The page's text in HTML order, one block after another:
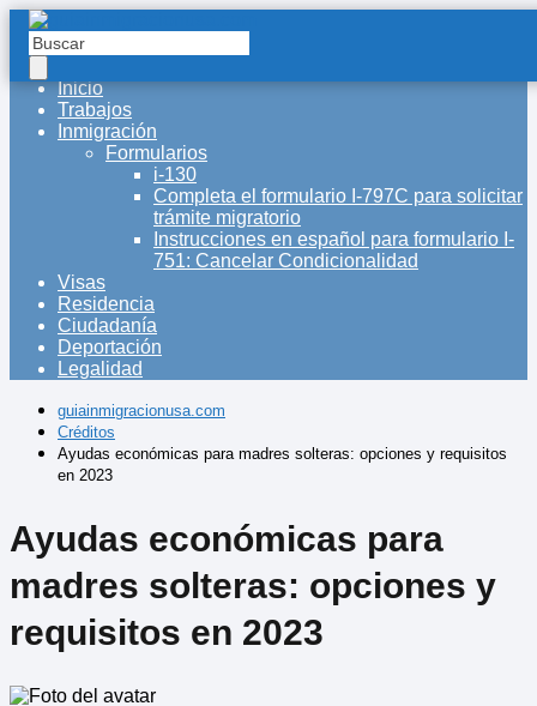
Inicio
Trabajos
Inmigración
Formularios
i-130
Completa el formulario I-797C para solicitar
trámite migratorio
Instrucciones en español para formulario I-
751: Cancelar Condicionalidad
Visas
Residencia
Ciudadanía
Deportación
Legalidad
guiainmigracionusa.com
Créditos
Ayudas económicas para madres solteras: opciones y requisitos
en 2023
Ayudas económicas para
madres solteras: opciones y
requisitos en 2023